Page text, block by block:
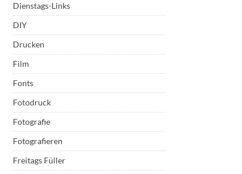
Dienstags-Links
DIY
Drucken
Film
Fonts
Fotodruck
Fotografie
Fotografieren
Freitags Füller